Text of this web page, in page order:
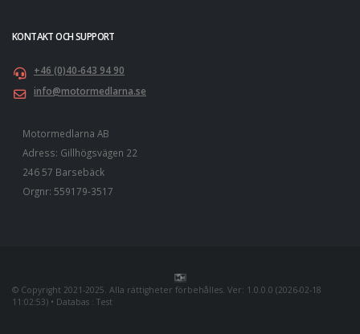
KONTAKT OCH SUPPORT
+46 (0)40-643 94 90
info@motormedlarna.se
Motormedlarna AB
Adress: Gillhögsvägen 22
246 57 Barsebäck
Orgnr: 559179-3517
© Copyright 2021-2025. Alla rättigheter förbehålles. Ver: 1.0.0.0 (2026-02-18
11:02:53) • Databas : Test